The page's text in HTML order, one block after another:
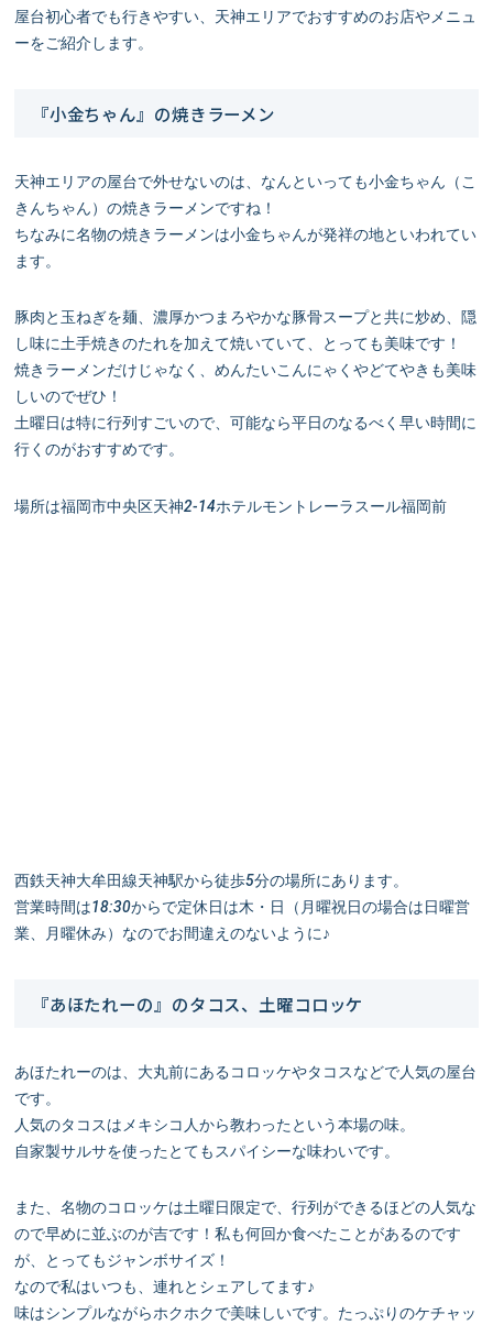
屋台初心者でも行きやすい、天神エリアでおすすめのお店やメニュ
ーをご紹介します。
『小金ちゃん』の焼きラーメン
天神エリアの屋台で外せないのは、なんといっても小金ちゃん（こ
きんちゃん）の焼きラーメンですね！
ちなみに名物の焼きラーメンは小金ちゃんが発祥の地といわれてい
ます。
豚肉と玉ねぎを麺、濃厚かつまろやかな豚骨スープと共に炒め、隠
し味に土手焼きのたれを加えて焼いていて、とっても美味です！
焼きラーメンだけじゃなく、めんたいこんにゃくやどてやきも美味
しいのでぜひ！
土曜日は特に行列すごいので、可能なら平日のなるべく早い時間に
行くのがおすすめです。
場所は福岡市中央区天神2-14ホテルモントレーラスール福岡前
西鉄天神大牟田線天神駅から徒歩5分の場所にあります。
営業時間は18:30からで定休日は木・日（月曜祝日の場合は日曜営
業、月曜休み）なのでお間違えのないように♪
『あほたれーの』のタコス、土曜コロッケ
あほたれーのは、大丸前にあるコロッケやタコスなどで人気の屋台
です。
人気のタコスはメキシコ人から教わったという本場の味。
自家製サルサを使ったとてもスパイシーな味わいです。
また、名物のコロッケは土曜日限定で、行列ができるほどの人気な
ので早めに並ぶのが吉です！私も何回か食べたことがあるのです
が、とってもジャンボサイズ！
なので私はいつも、連れとシェアしてます♪
味はシンプルながらホクホクで美味しいです。たっぷりのケチャッ